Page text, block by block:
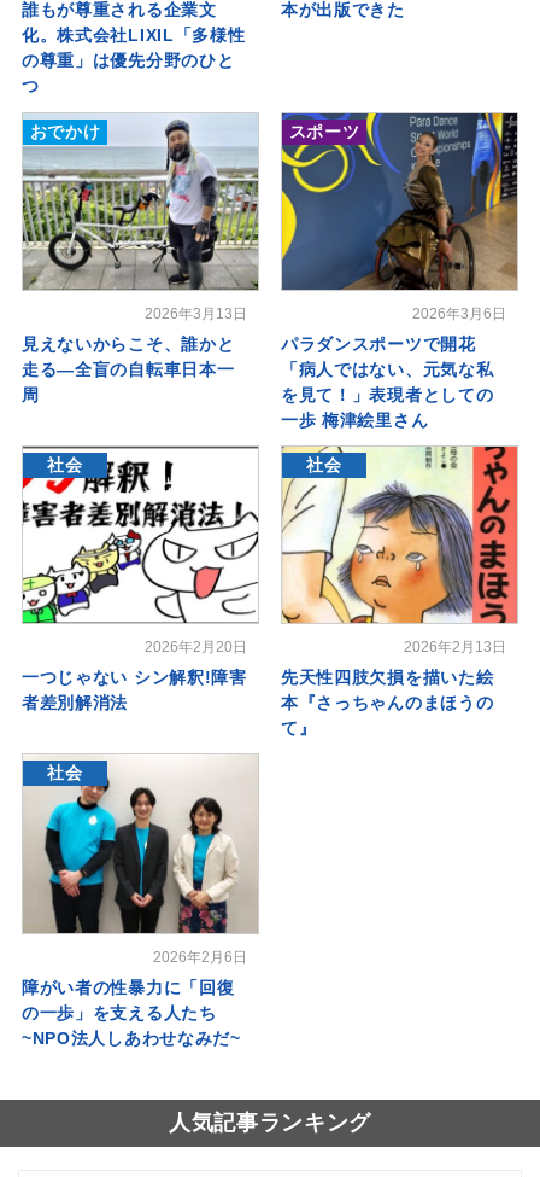
誰もが尊重される企業文
化。株式会社LIXIL「多様性
の尊重」は優先分野のひと
つ
本が出版できた
おでかけ
2026年3月13日
見えないからこそ、誰かと
走る―全盲の自転車日本一
周
スポーツ
2026年3月6日
パラダンスポーツで開花
「病人ではない、元気な私
を見て！」表現者としての
一歩 梅津絵里さん
社会
2026年2月20日
一つじゃない シン解釈!障害
者差別解消法
社会
2026年2月13日
先天性四肢欠損を描いた絵
本『さっちゃんのまほうの
て』
社会
2026年2月6日
障がい者の性暴力に「回復
の一歩」を支える人たち
~NPO法人しあわせなみだ~
人気記事ランキング